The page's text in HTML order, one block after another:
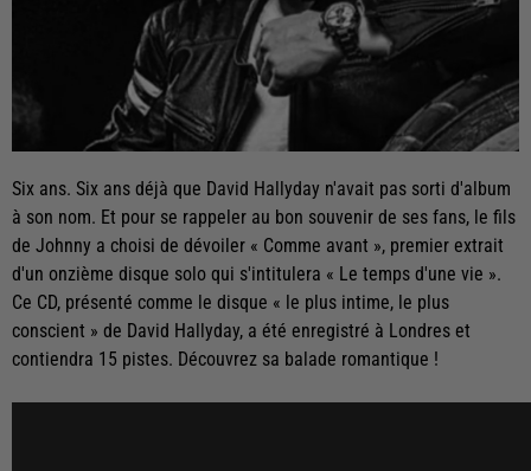
Six ans. Six ans déjà que David Hallyday n'avait pas sorti d'album
à son nom. Et pour se rappeler au bon souvenir de ses fans, le fils
de Johnny a choisi de dévoiler « Comme avant », premier extrait
d'un onzième disque solo qui s'intitulera « Le temps d'une vie ».
Ce CD, présenté comme le disque « le plus intime, le plus
conscient » de David Hallyday, a été enregistré à Londres et
contiendra 15 pistes. Découvrez sa balade romantique !